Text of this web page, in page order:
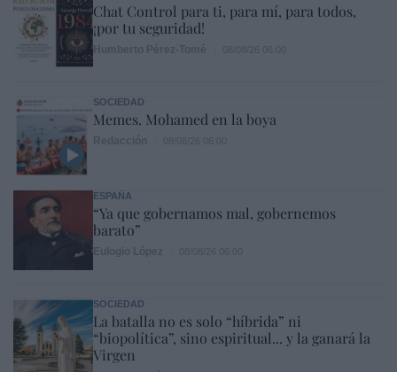
Chat Control para ti, para mí, para todos,
¡por tu seguridad!
SOCIEDAD
Memes. Mohamed en la boya
ESPAÑA
“Ya que gobernamos mal, gobernemos
barato”
SOCIEDAD
La batalla no es solo “híbrida” ni
“biopolítica”, sino espiritual... y la ganará la
Virgen